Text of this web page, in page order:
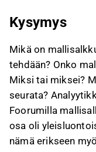
Kysymys
Mikä on
tehdään? Onko
Miksi tai miksei?
seurata?
Foorumilla
osa oli
nämä erikseen